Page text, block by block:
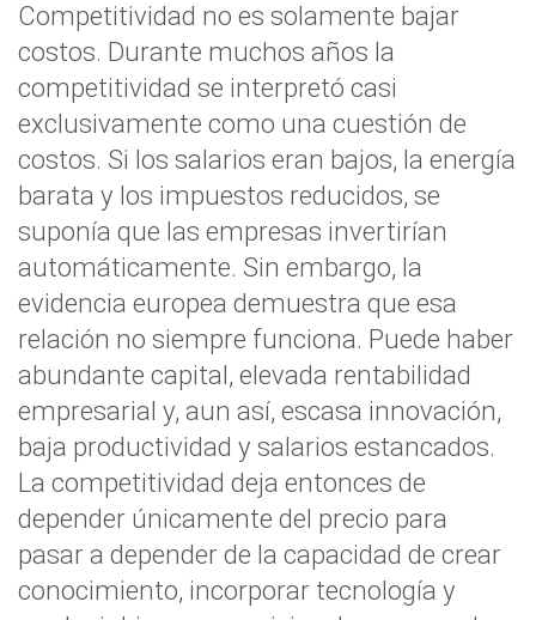
Competitividad no es solamente bajar
costos. Durante muchos años la
competitividad se interpretó casi
exclusivamente como una cuestión de
costos. Si los salarios eran bajos, la energía
barata y los impuestos reducidos, se
suponía que las empresas invertirían
automáticamente. Sin embargo, la
evidencia europea demuestra que esa
relación no siempre funciona. Puede haber
abundante capital, elevada rentabilidad
empresarial y, aun así, escasa innovación,
baja productividad y salarios estancados.
La competitividad deja entonces de
depender únicamente del precio para
pasar a depender de la capacidad de crear
conocimiento, incorporar tecnología y